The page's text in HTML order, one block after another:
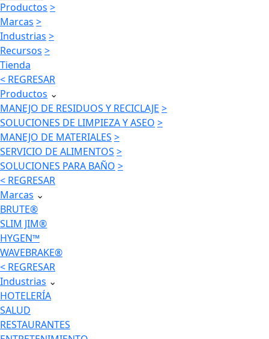
Productos >
Marcas >
Industrias >
Recursos >
Tienda
< REGRESAR
Productos ⌄
MANEJO DE RESIDUOS Y RECICLAJE >
SOLUCIONES DE LIMPIEZA Y ASEO >
MANEJO DE MATERIALES >
SERVICIO DE ALIMENTOS >
SOLUCIONES PARA BAÑO >
< REGRESAR
Marcas ⌄
BRUTE®
SLIM JIM®
HYGEN™
WAVEBRAKE®
< REGRESAR
Industrias ⌄
HOTELERÍA
SALUD
RESTAURANTES